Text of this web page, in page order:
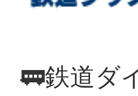
🚃鉄道ダ